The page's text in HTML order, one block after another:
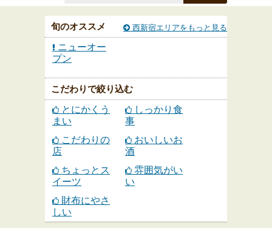
旬のオススメ
ニューオー
プン
こだわりで絞り込む
とにかくう
まい
しっかり食
事
こだわりの
店
おいしいお
酒
ちょっとス
イーツ
雰囲気がい
い
財布にやさ
しい
西新宿エリアをもっと見る